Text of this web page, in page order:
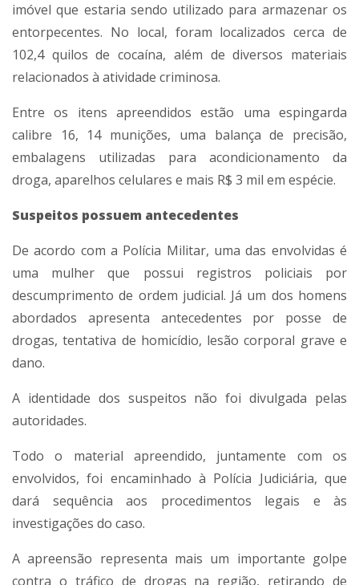
imóvel que estaria sendo utilizado para armazenar os
entorpecentes. No local, foram localizados cerca de
102,4 quilos de cocaína, além de diversos materiais
relacionados à atividade criminosa.
Entre os itens apreendidos estão uma espingarda
calibre 16, 14 munições, uma balança de precisão,
embalagens utilizadas para acondicionamento da
droga, aparelhos celulares e mais R$ 3 mil em espécie.
Suspeitos possuem antecedentes
De acordo com a Polícia Militar, uma das envolvidas é
uma mulher que possui registros policiais por
descumprimento de ordem judicial. Já um dos homens
abordados apresenta antecedentes por posse de
drogas, tentativa de homicídio, lesão corporal grave e
dano.
A identidade dos suspeitos não foi divulgada pelas
autoridades.
Todo o material apreendido, juntamente com os
envolvidos, foi encaminhado à Polícia Judiciária, que
dará sequência aos procedimentos legais e às
investigações do caso.
A apreensão representa mais um importante golpe
contra o tráfico de drogas na região, retirando de